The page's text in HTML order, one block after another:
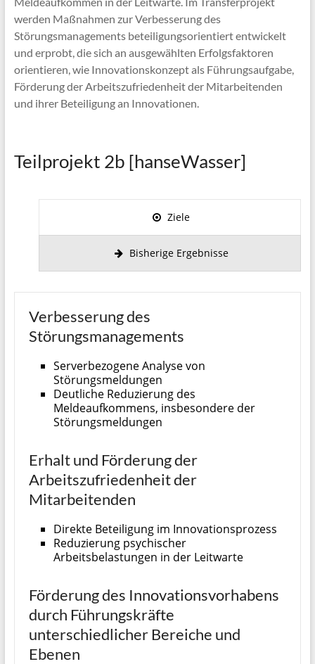
werden Maßnahmen zur Verbesserung des
Störungsmanagements beteiligungsorientiert entwickelt
und erprobt, die sich an ausgewählten Erfolgsfaktoren
orientieren, wie Innovationskonzept als Führungsaufgabe,
Förderung der Arbeitszufriedenheit der Mitarbeitenden
und ihrer Beteiligung an Innovationen.
Teilprojekt 2b [hanseWasser]
Ziele
Bisherige Ergebnisse
Verbesserung des
Störungsmanagements
Serverbezogene Analyse von
Störungsmeldungen
Deutliche Reduzierung des
Meldeaufkommens, insbesondere der
Störungsmeldungen
Erhalt und Förderung der
Arbeitszufriedenheit der
Mitarbeitenden
Direkte Beteiligung im Innovationsprozess
Reduzierung psychischer
Arbeitsbelastungen in der Leitwarte
Förderung des Innovationsvorhabens
durch Führungskräfte
unterschiedlicher Bereiche und
Ebenen